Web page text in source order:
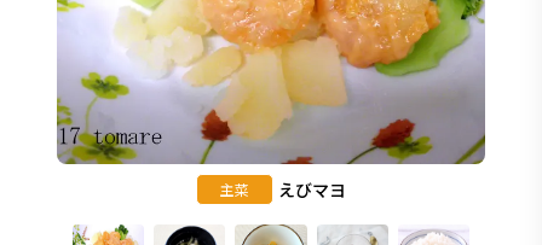
主菜 えびマヨ